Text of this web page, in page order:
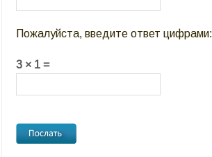
Пожалуйста, введите ответ цифрами:
3 × 1 =